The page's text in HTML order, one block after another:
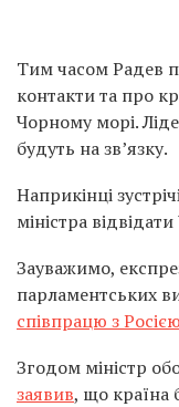
Тим часом Радев
контакти та про
Чорному морі.
будуть на зв’язку.
Наприкінці
міністра
Зауважимо,
парламентських
співпрацю з Росією
Згодом міністр
заявив, що країна